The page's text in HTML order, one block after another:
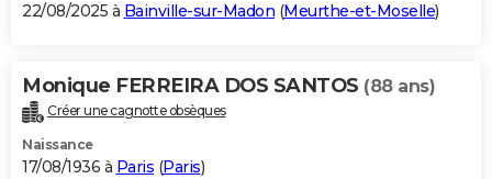
22/08/2025 à Bainville-sur-Madon (Meurthe-et-Moselle)
Monique FERREIRA DOS SANTOS (88 ans)
Créer une cagnotte obsèques
Naissance
17/08/1936 à Paris (Paris)